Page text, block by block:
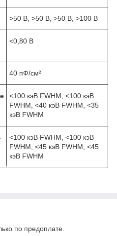
>50 В, >50 В, >50 В, >100 В
<0,80 В
40 пФ/см²
<100 кэВ FWHM, <100 кэВ
FWHM, <40 кэВ FWHM, <35
кэВ FWHM
<100 кэВ FWHM, <100 кэВ
FWHM, <45 кэВ FWHM, <45
кэВ FWHM
по предоплате.